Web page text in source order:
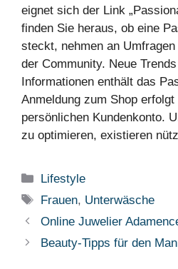
eignet sich der Link
finden Sie heraus, ob eine
steckt, nehmen an
der Community. Neue
Informationen enthält das
Anmeldung zum Shop
persönlichen Kundenkonto.
zu optimieren, existieren
Kategorien
Lifestyle
Schlagwörter
Frauen, Unterwäsche
Online Juwelier
Beauty-Tipps für den